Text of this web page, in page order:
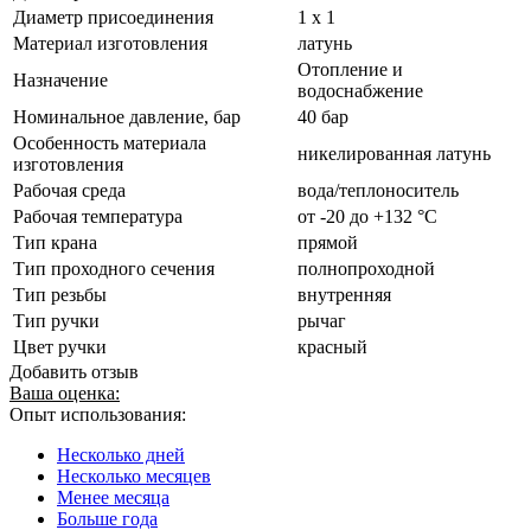
Диаметр присоединения
1 x 1
Материал изготовления
латунь
Назначение
Отопление и
водоснабжение
Номинальное давление, бар
40 бар
Особенность материала
изготовления
никелированная латунь
Рабочая среда
вода/теплоноситель
Рабочая температура
от -20 до +132 °C
Тип крана
прямой
Тип проходного сечения
полнопроходной
Тип резьбы
внутренняя
Тип ручки
рычаг
Цвет ручки
красный
Добавить отзыв
Ваша оценка:
Опыт использования:
Несколько дней
Несколько месяцев
Менее месяца
Больше года